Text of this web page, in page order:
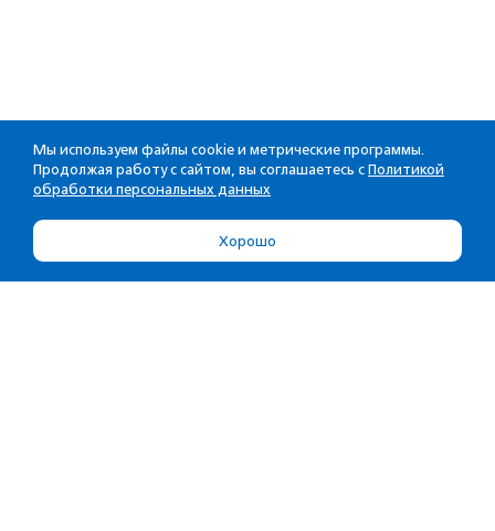
Мы используем файлы cookie и метрические программы.
Продолжая работу с сайтом, вы соглашаетесь с Политикой
обработки персональных данных
Хорошо